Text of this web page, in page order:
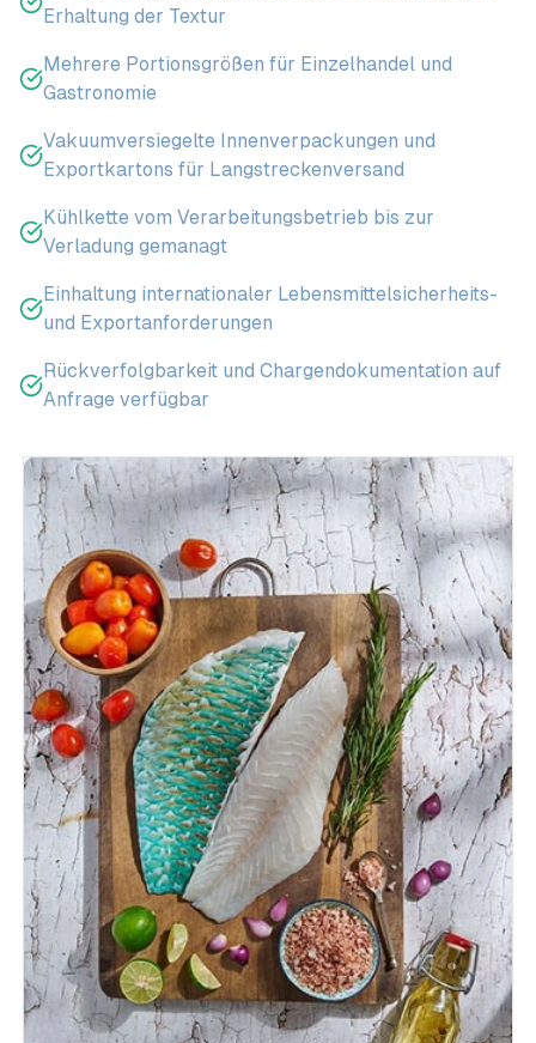
Erhaltung der Textur
Mehrere Portionsgrößen für Einzelhandel und
Gastronomie
Vakuumversiegelte Innenverpackungen und
Exportkartons für Langstreckenversand
Kühlkette vom Verarbeitungsbetrieb bis zur
Verladung gemanagt
Einhaltung internationaler Lebensmittelsicherheits-
und Exportanforderungen
Rückverfolgbarkeit und Chargendokumentation auf
Anfrage verfügbar